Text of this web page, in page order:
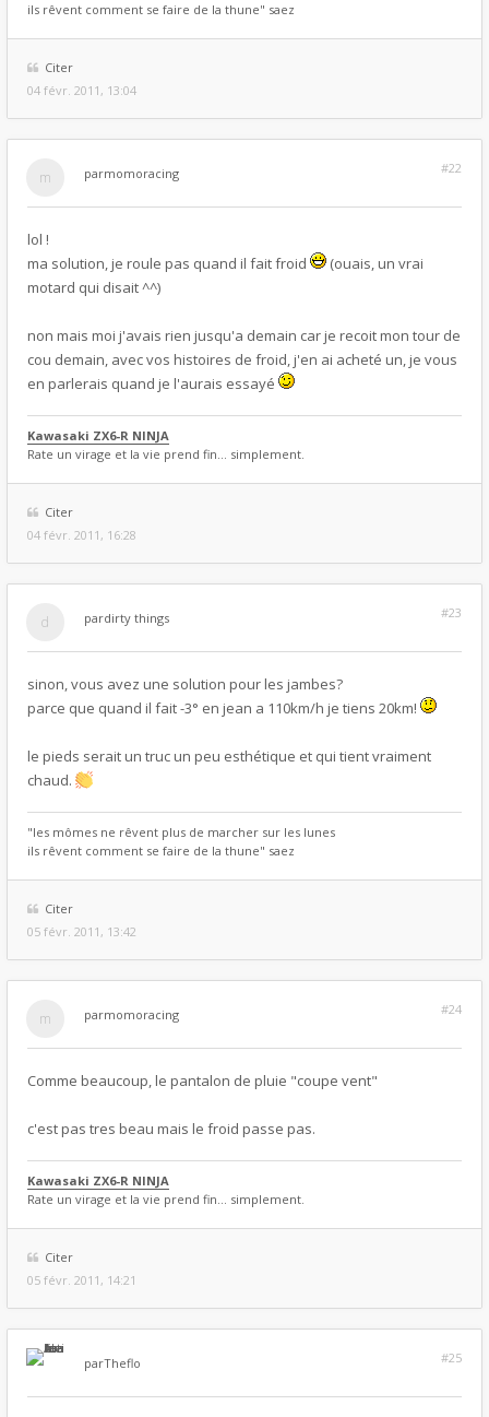
ils rêvent comment se faire de la thune" saez
Citer
04 févr. 2011, 13:04
#22
parmomoracing
lol !
ma solution, je roule pas quand il fait froid
(ouais, un vrai
motard qui disait ^^)
non mais moi j'avais rien jusqu'a demain car je recoit mon tour de
cou demain, avec vos histoires de froid, j'en ai acheté un, je vous
en parlerais quand je l'aurais essayé
Kawasaki ZX6-R NINJA
Rate un virage et la vie prend fin... simplement.
Citer
04 févr. 2011, 16:28
#23
pardirty things
sinon, vous avez une solution pour les jambes?
parce que quand il fait -3° en jean a 110km/h je tiens 20km!
le pieds serait un truc un peu esthétique et qui tient vraiment
chaud.
"les mômes ne rêvent plus de marcher sur les lunes
ils rêvent comment se faire de la thune" saez
Citer
05 févr. 2011, 13:42
#24
parmomoracing
Comme beaucoup, le pantalon de pluie "coupe vent"
c'est pas tres beau mais le froid passe pas.
Kawasaki ZX6-R NINJA
Rate un virage et la vie prend fin... simplement.
Citer
05 févr. 2011, 14:21
#25
parTheflo